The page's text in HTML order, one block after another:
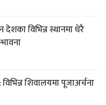
देशका विभिन्न स्थानमा धेरै
शिवालयमा पूजाअर्चना